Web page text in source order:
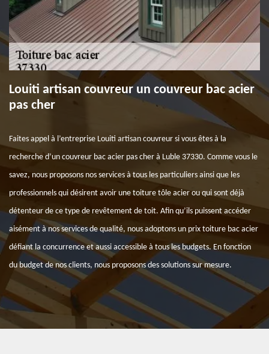
Louiti artisan couvreur un couvreur bac acier
pas cher
Faites appel à l’entreprise Louiti artisan couvreur si vous êtes à la
recherche d’un couvreur bac acier pas cher à Luble 37330. Comme vous le
savez, nous proposons nos services à tous les particuliers ainsi que les
professionnels qui désirent avoir une toiture tôle acier ou qui sont déjà
détenteur de ce type de revêtement de toit. Afin qu’ils puissent accéder
aisément à nos services de qualité, nous adoptons un prix toiture bac acier
défiant la concurrence et aussi accessible à tous les budgets. En fonction
du budget de nos clients, nous proposons des solutions sur mesure.